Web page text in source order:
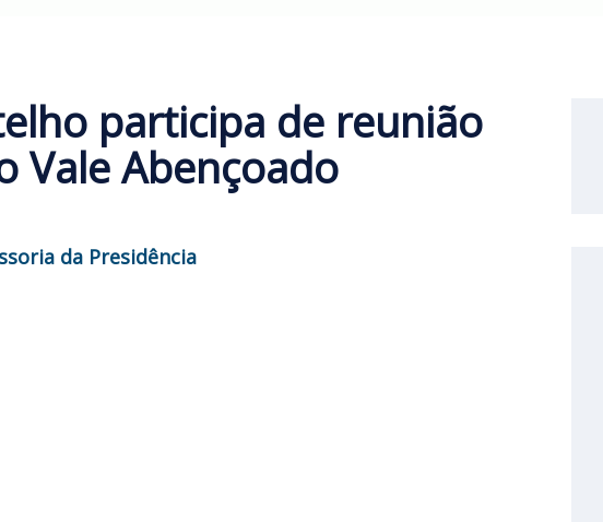
participa de reunião
Vale Abençoado
da Presidência